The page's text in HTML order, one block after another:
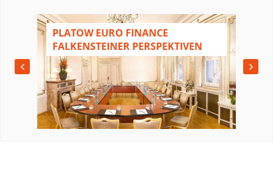
PLATOW EURO FINANCE
FALKENSTEINER PERSPEKTIVEN